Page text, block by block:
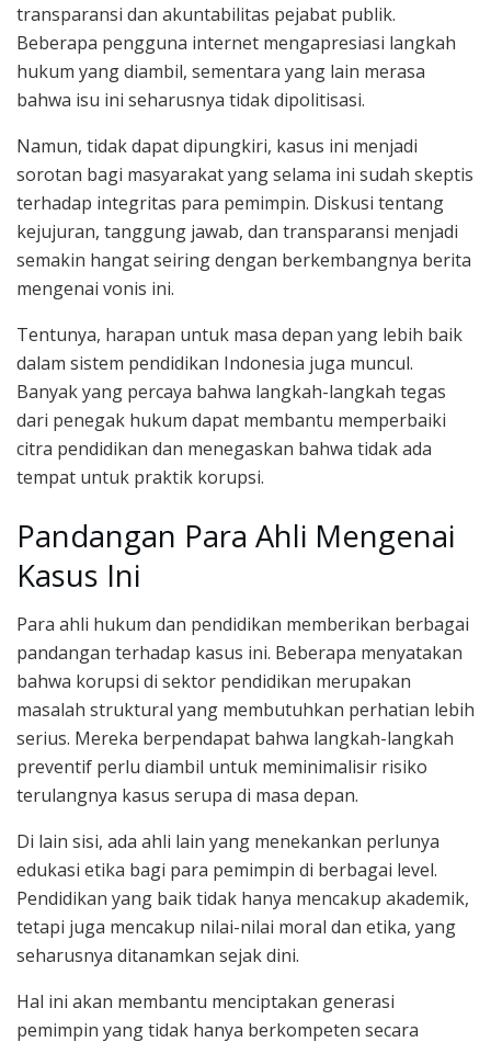
transparansi dan akuntabilitas pejabat publik.
Beberapa pengguna internet mengapresiasi langkah
hukum yang diambil, sementara yang lain merasa
bahwa isu ini seharusnya tidak dipolitisasi.
Namun, tidak dapat dipungkiri, kasus ini menjadi
sorotan bagi masyarakat yang selama ini sudah skeptis
terhadap integritas para pemimpin. Diskusi tentang
kejujuran, tanggung jawab, dan transparansi menjadi
semakin hangat seiring dengan berkembangnya berita
mengenai vonis ini.
Tentunya, harapan untuk masa depan yang lebih baik
dalam sistem pendidikan Indonesia juga muncul.
Banyak yang percaya bahwa langkah-langkah tegas
dari penegak hukum dapat membantu memperbaiki
citra pendidikan dan menegaskan bahwa tidak ada
tempat untuk praktik korupsi.
Pandangan Para Ahli Mengenai
Kasus Ini
Para ahli hukum dan pendidikan memberikan berbagai
pandangan terhadap kasus ini. Beberapa menyatakan
bahwa korupsi di sektor pendidikan merupakan
masalah struktural yang membutuhkan perhatian lebih
serius. Mereka berpendapat bahwa langkah-langkah
preventif perlu diambil untuk meminimalisir risiko
terulangnya kasus serupa di masa depan.
Di lain sisi, ada ahli lain yang menekankan perlunya
edukasi etika bagi para pemimpin di berbagai level.
Pendidikan yang baik tidak hanya mencakup akademik,
tetapi juga mencakup nilai-nilai moral dan etika, yang
seharusnya ditanamkan sejak dini.
Hal ini akan membantu menciptakan generasi
pemimpin yang tidak hanya berkompeten secara